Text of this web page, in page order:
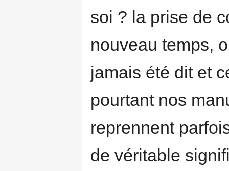
soi ? la prise de
nouveau temps,
jamais été dit et
pourtant nos
reprennent
de véritable